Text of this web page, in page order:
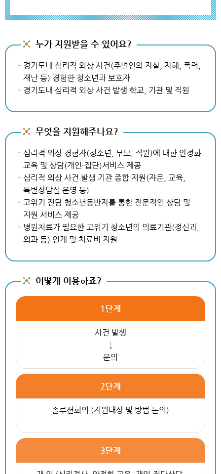
누가 지원받을 수 있어요?
경기도내 심리적 외상 사건(주변인의 자살, 자해, 폭력,
재난 등) 경험한 청소년과 보호자
경기도내 심리적 외상 사건 발생 학교, 기관 및 직원
무엇을 지원해주나요?
심리적 외상 경험자(청소년, 부모, 직원)에 대한 안정화
교육 및 상담(개인·집단)서비스 제공
심리적 외상 사건 발생 기관 종합 지원(자문, 교육,
특별상담실 운영 등)
고위기 전담 청소년동반자를 통한 전문적인 상담 및
지원 서비스 제공
병원치료가 필요한 고위기 청소년의 의료기관(정신과,
외과 등) 연계 및 치료비 지원
어떻게 이용하죠?
1단계
사건 발생
문의
2단계
솔루션회의 (지원대상 및 방법 논의)
3단계